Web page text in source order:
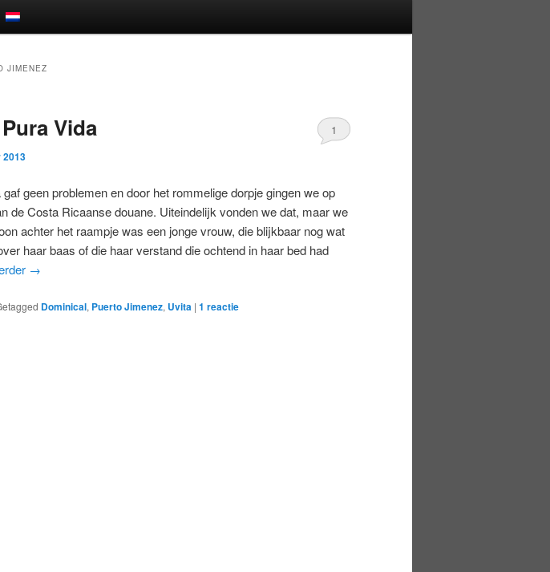
JIMENEZ
Vida
2013
1
geen problemen en door het rommelige dorpje gingen we op
de Costa Ricaanse douane. Uiteindelijk vonden we dat, maar we
achter het raampje was een jonge vrouw, die blijkbaar nog wat
haar baas of die haar verstand die ochtend in haar bed had
→
Dominical, Puerto Jimenez, Uvita | 1 reactie